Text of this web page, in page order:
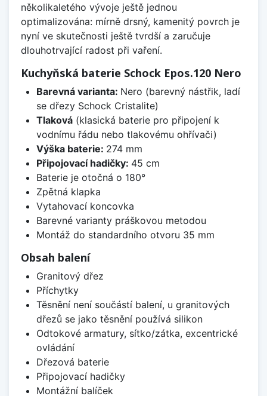
několikaletého vývoje ještě jednou
optimalizována: mírně drsný, kamenitý povrch je
nyní ve skutečnosti ještě tvrdší a zaručuje
dlouhotrvající radost při vaření.
Kuchyňská baterie Schock Epos.120 Nero
Barevná varianta: Nero (barevný nástřik, ladí
se dřezy Schock Cristalite)
Tlaková(klasická baterie pro připojení k
vodnímu řádu nebo tlakovému ohřívači)
Výška baterie: 274 mm
Připojovací hadičky: 45 cm
Baterie je otočná o 180°
Zpětná klapka
Vytahovací koncovka
Barevné varianty práškovou metodou
Montáž do standardního otvoru 35 mm
Obsah balení
Granitový dřez
Příchytky
Těsnění není součástí balení, u granitových
dřezů se jako těsnění používá silikon
Odtokové armatury, sítko/zátka, excentrické
ovládání
Dřezová baterie
Připojovací hadičky
Montážní balíček